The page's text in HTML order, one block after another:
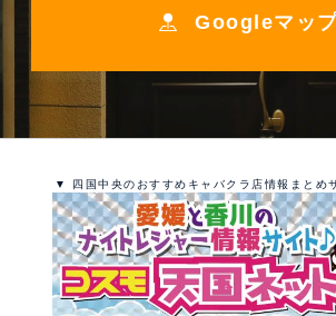
Googleマッ
▼ 四国中央のおすすめキャバクラ店情報まとめ